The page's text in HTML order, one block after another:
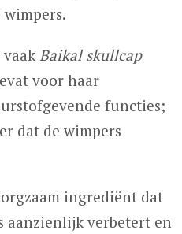
Baikal skullcap
voor haar
functies;
dat de wimpers
ingrediënt dat
aanzienlijk verbetert en